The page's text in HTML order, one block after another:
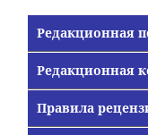
Редакционная
Редакционная
Правила